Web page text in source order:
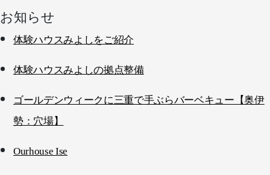
お知らせ
体験ハウスみよしをご紹介
体験ハウスみよしの拠点整備
ゴールデンウィークに三重で手ぶらバーベキュー【奥伊
勢：穴場】
Ourhouse Ise